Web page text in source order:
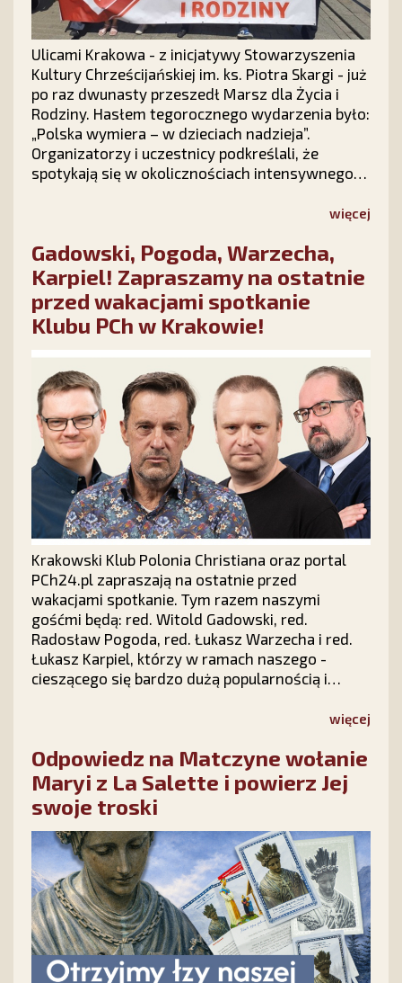
Ulicami Krakowa - z inicjatywy Stowarzyszenia
Kultury Chrześcijańskiej im. ks. Piotra Skargi - już
po raz dwunasty przeszedł Marsz dla Życia i
Rodziny. Hasłem tegorocznego wydarzenia było:
„Polska wymiera – w dzieciach nadzieja”.
Organizatorzy i uczestnicy podkreślali, że
spotykają się w okolicznościach intensywnego
pokona wszelkie przeciwności.
więcej
Gadowski, Pogoda, Warzecha,
Karpiel! Zapraszamy na ostatnie
przed wakacjami spotkanie
Klubu PCh w Krakowie!
Krakowski Klub Polonia Christiana oraz portal
PCh24.pl zapraszają na ostatnie przed
wakacjami spotkanie. Tym razem naszymi
gośćmi będą: red. Witold Gadowski, red.
Radosław Pogoda, red. Łukasz Warzecha i red.
Łukasz Karpiel, którzy w ramach naszego -
cieszącego się bardzo dużą popularnością i
Prosty PLUS" z udziałem publiczności dokonają
miesięcy 2026 roku.
więcej
Odpowiedz na Matczyne wołanie
Maryi z La Salette i powierz Jej
swoje troski